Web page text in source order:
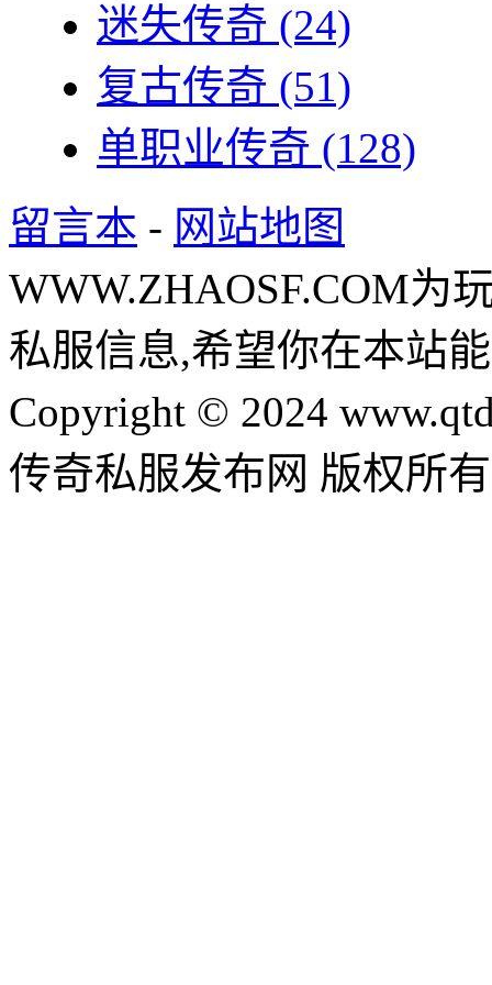
迷失传奇 (24)
复古传奇 (51)
单职业传奇 (128)
留言本 - 网站地图
WWW.ZHAOSF.COM为
私服信息,希望你在本站
Copyright © 2024
传奇私服发布网 版权所有